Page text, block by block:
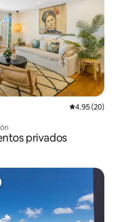
Calificación
4.95 (20)
privados